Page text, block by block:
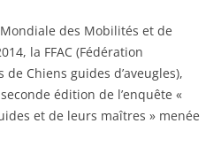
des Mobilités et de
la FFAC (Fédération
Chiens guides d’aveugles),
édition de l’enquête «
et de leurs maîtres » menée